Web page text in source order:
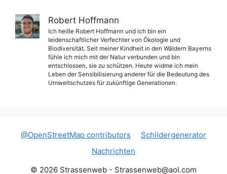
Robert Hoffmann
Ich heiße Robert Hoffmann und ich bin ein
leidenschaftlicher Verfechter von Ökologie und
Biodiversität. Seit meiner Kindheit in den Wäldern Bayerns
fühle ich mich mit der Natur verbunden und bin
entschlossen, sie zu schützen. Heute widme ich mein
Leben der Sensibilisierung anderer für die Bedeutung des
Umweltschutzes für zukünftige Generationen.
@OpenStreetMap contributors
Schildergenerator
Nachrichten
© 2026 Strassenweb - Strassenweb@aol.com